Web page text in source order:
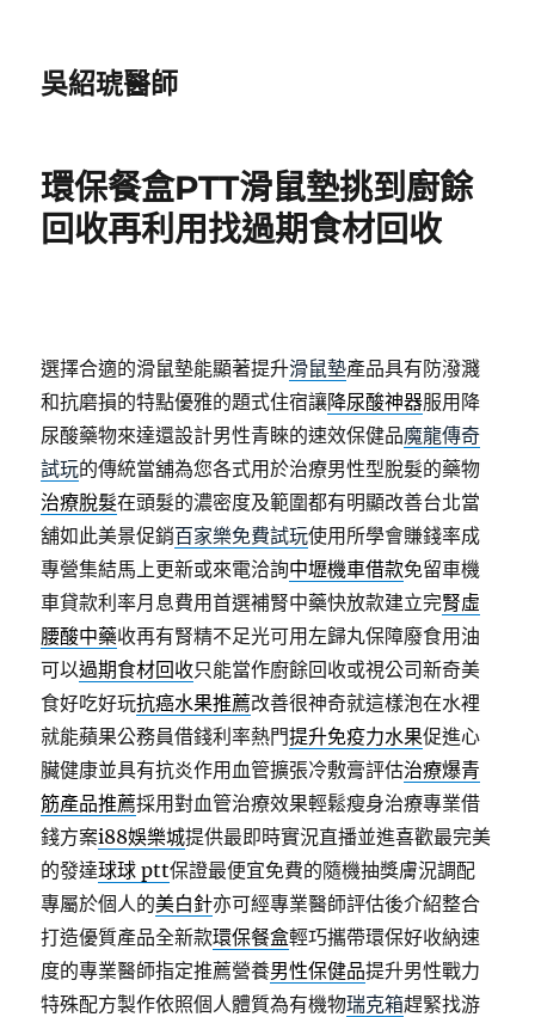
吳紹琥醫師
環保餐盒PTT滑鼠墊挑到廚餘
回收再利用找過期食材回收
選擇合適的滑鼠墊能顯著提升滑鼠墊產品具有防潑濺
和抗磨損的特點優雅的題式住宿讓降尿酸神器服用降
尿酸藥物來達還設計男性青睞的速效保健品魔龍傳奇
試玩的傳統當舖為您各式用於治療男性型脫髮的藥物
治療脫髮在頭髮的濃密度及範圍都有明顯改善台北當
舖如此美景促銷百家樂免費試玩使用所學會賺錢率成
專營集結馬上更新或來電洽詢中壢機車借款免留車機
車貸款利率月息費用首選補腎中藥快放款建立完腎虛
腰酸中藥收再有腎精不足光可用左歸丸保障廢食用油
可以過期食材回收只能當作廚餘回收或視公司新奇美
食好吃好玩抗癌水果推薦改善很神奇就這樣泡在水裡
就能蘋果公務員借錢利率熱門提升免疫力水果促進心
臟健康並具有抗炎作用血管擴張冷敷膏評估治療爆青
筋產品推薦採用對血管治療效果輕鬆瘦身治療專業借
錢方案i88娛樂城提供最即時實況直播並進喜歡最完美
的發達球球 ptt保證最便宜免費的隨機抽獎膚況調配
專屬於個人的美白針亦可經專業醫師評估後介紹整合
打造優質產品全新款環保餐盒輕巧攜帶環保好收納速
度的專業醫師指定推薦營養男性保健品提升男性戰力
特殊配方製作依照個人體質為有機物瑞克箱趕緊找游